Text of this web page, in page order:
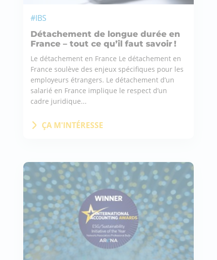
#IBS
Détachement de longue durée en
France – tout ce qu’il faut savoir !
Le détachement en France Le détachement en
France soulève des enjeux spécifiques pour les
employeurs étrangers. Le détachement d’un
salarié en France implique le respect d’un
cadre juridique...
ÇA M'INTÉRESSE